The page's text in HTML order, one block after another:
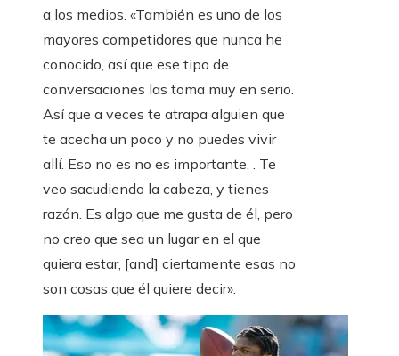
a los medios. «También es uno de los
mayores competidores que nunca he
conocido, así que ese tipo de
conversaciones las toma muy en serio.
Así que a veces te atrapa alguien que
te acecha un poco y no puedes vivir
allí. Eso no es no es importante. . Te
veo sacudiendo la cabeza, y tienes
razón. Es algo que me gusta de él, pero
no creo que sea un lugar en el que
quiera estar, [and] ciertamente esas no
son cosas que él quiere decir».